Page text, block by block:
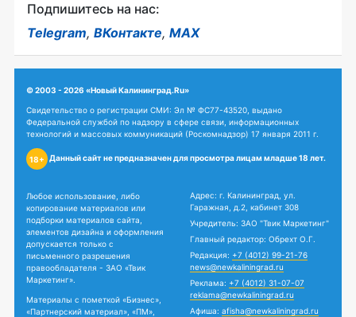
Подпишитесь на нас:
Telegram, ВКонтакте, MAX
© 2003 - 2026 «Новый Калининград.Ru»
Свидетельство о регистрации СМИ: Эл № ФС77-43520, выдано
Федеральной службой по надзору в сфере связи, информационных
технологий и массовых коммуникаций (Роскомнадзор) 17 января 2011 г.
18+ Данный сайт не предназначен для просмотра лицам младше 18 лет.
Любое использование, либо
копирование материалов или
подборки материалов сайта,
элементов дизайна и оформления
допускается только с
письменного разрешения
правообладателя - ЗАО «Твик
Маркетинг».
Материалы с пометкой «Бизнес»,
«Партнерский материал», «ПМ»,
Адрес: г. Калининград, ул.
Гаражная, д.2, кабинет 308
Учредитель: ЗАО "Твик Маркетинг"
Главный редактор: Обрехт О.Г.
Редакция: +7 (4012) 99-21-76
news@newkaliningrad.ru
Реклама: +7 (4012) 31-07-07
reklama@newkaliningrad.ru
Афиша: afisha@newkaliningrad.ru